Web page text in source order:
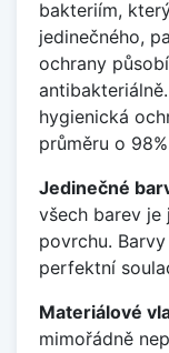
bakteriím,
jedinečného,
ochrany
hygienická
průměru o
Jedinečné
všech barev je
povrchu.
perfektní
Materiálové
mimořádně